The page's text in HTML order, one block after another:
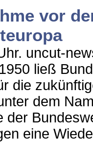
vor
uncut-
ließ
die
dem
der
eine